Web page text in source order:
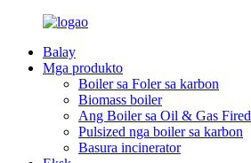
Balay
Mga produkto
Boiler sa Foler sa karbon
Biomass boiler
Ang Boiler sa Oil & Gas Fired
Pulsized nga boiler sa karbon
Basura incinerator